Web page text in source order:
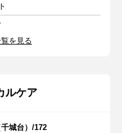
を見る
ルケア
城台）/172